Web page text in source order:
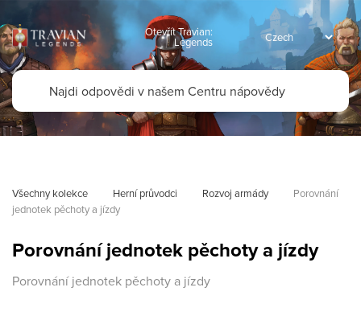
Otevřít Travian:
Legends
Všechny kolekce Herní průvodci Rozvoj armády
Porovnání
jednotek pěchoty a jízdy
Porovnání jednotek pěchoty a jízdy
Porovnání jednotek pěchoty a jízdy